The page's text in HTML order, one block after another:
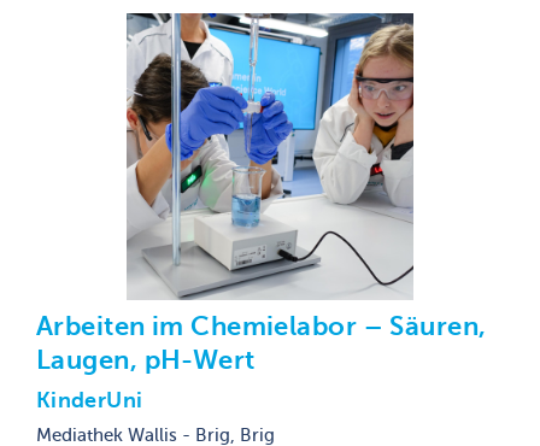
Arbeiten im Chemielabor – Säuren,
Laugen, pH-Wert
KinderUni
Mediathek Wallis - Brig, Brig